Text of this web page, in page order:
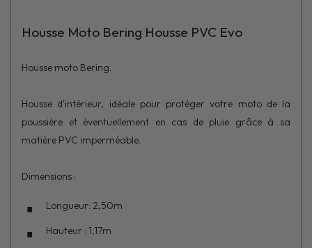
Housse Moto Bering Housse PVC Evo
Housse moto Bering.
Housse d'intérieur, idéale pour protéger votre moto de la
poussière et éventuellement en cas de pluie grâce à sa
matière PVC imperméable.
Dimensions :
Longueur: 2,50m
Hauteur : 1,17m